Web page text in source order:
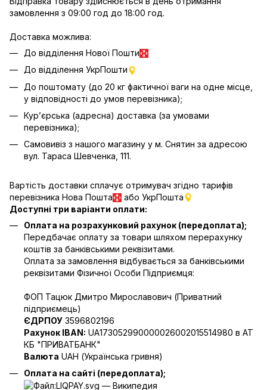
замовлення з 09:00 год до 18:00 год.
Доставка можлива:
До відділення Нової Пошти
До відділення УкрПошти
До поштомату (до 20 кг фактичної ваги на одне місце,
у відповідності до умов перевізника);
Кур’єрська (адресна) доставка (за умовами
перевізника);
Самовивіз з нашого магазину у м. Снятин за адресою
вул. Тараса Шевченка, 111.
Вартість доставки сплачує отримувач згідно тарифів
перевізника Нова Пошта
або УкрПошта
Доступні три варіанти оплати:
Оплата на розрахунковий рахунок (передоплата);
Передбачає оплату за товари шляхом перерахунку
коштів за банківськими реквізитами.
Оплата за замовлення відбувається за банківськими
реквізитами Фізичної Особи Підприємця:
ФОП Тацюк Дмитро Мирославович (Приватний
пiдприємець)
ЄДРПОУ 3596802196
Рахунок IBAN: UA173052990000026002015514980 в АТ
КБ "ПРИВАТБАНК"
Валюта UAH (Українська гривня)
Оплата на сайті (передоплата);